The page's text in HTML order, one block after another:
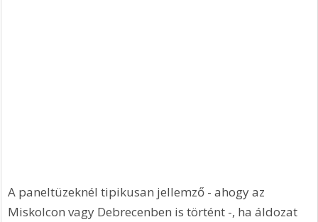
A paneltüzeknél tipikusan jellemző - ahogy az
Miskolcon vagy Debrecenben is történt -, ha áldozat